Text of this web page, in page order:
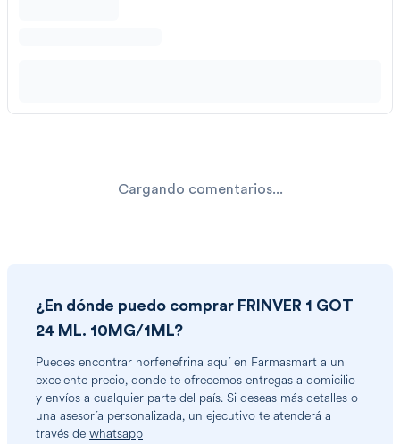
Cargando comentarios...
¿En dónde puedo comprar FRINVER 1 GOT
24 ML. 10MG/1ML?
Puedes encontrar norfenefrina aquí en Farmasmart a un
excelente precio, donde te ofrecemos entregas a domicilio
y envíos a cualquier parte del país. Si deseas más detalles o
una asesoría personalizada, un ejecutivo te atenderá a
través de whatsapp